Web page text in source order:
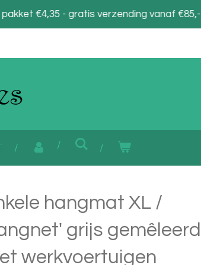
€4,35 - gratis verzending vanaf €85,-
hangmat XL /
grijs gemêleerd
werkvoertuigen